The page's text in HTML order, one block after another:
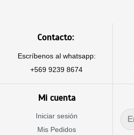
Contacto:
Escríbenos al whatsapp:
+569 9239 8674
Mi cuenta
Iniciar sesión
Mis Pedidos